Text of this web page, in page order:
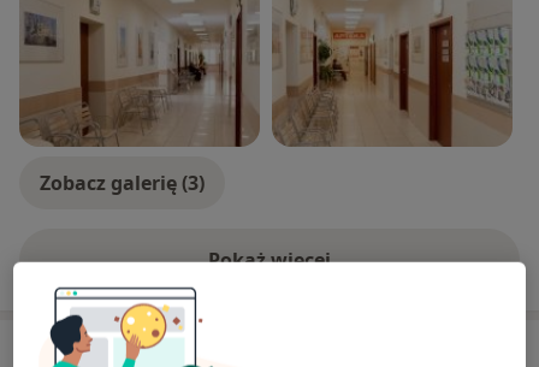
Zobacz galerię (3)
Pokaż więcej
Usługi i ceny